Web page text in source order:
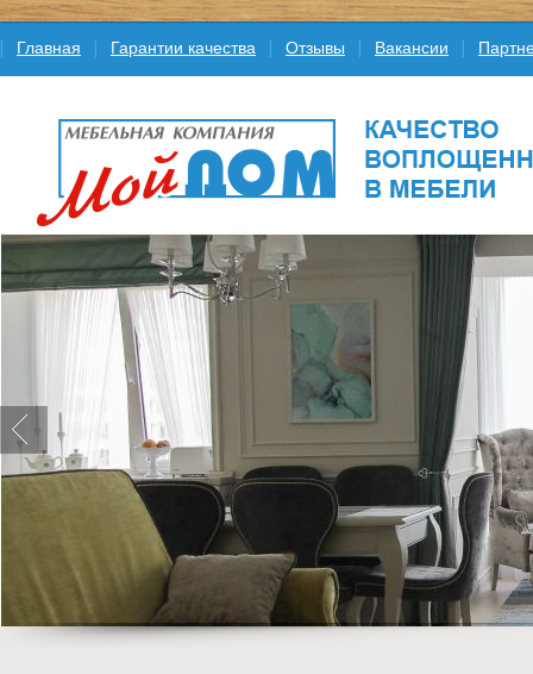
Главная Гарантии качества Отзывы Вакансии